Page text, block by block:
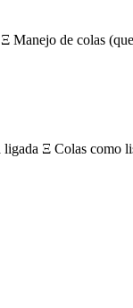
Manejo de colas
Ξ Colas